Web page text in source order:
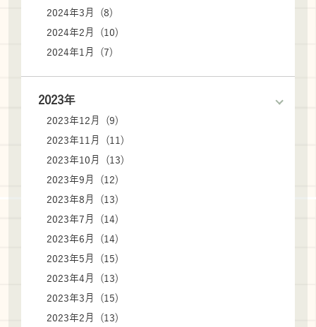
2024年3月 (8)
2024年2月 (10)
2024年1月 (7)
2023年
2023年12月 (9)
2023年11月 (11)
2023年10月 (13)
2023年9月 (12)
2023年8月 (13)
2023年7月 (14)
2023年6月 (14)
2023年5月 (15)
2023年4月 (13)
2023年3月 (15)
2023年2月 (13)